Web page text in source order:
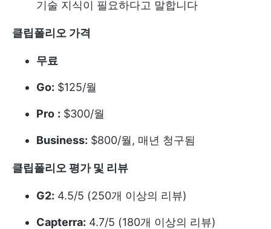
기술 지식이 필요하다고 말합니다
클립폴리오 가격
무료
Go: $125/월
Pro : $300/월
Business: $800/월, 매년 청구됨
클립폴리오 평가 및 리뷰
G2: 4.5/5 (250개 이상의 리뷰)
Capterra: 4.7/5 (180개 이상의 리뷰)